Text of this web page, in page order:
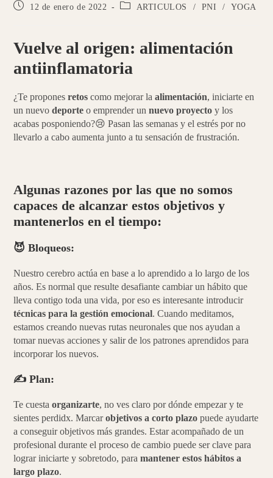
Publicación
entrada:
12 de enero de 2022
Categoría
entrada:
ARTICULOS / PNI / YOGA
Vuelve al origen: alimentación
antiinflamatoria
¿Te proponesretos como mejorar laalimentación, iniciarte en
un nuevodeporte o emprender unnuevo proyecto y los
acabas posponiendo?😢 Pasan las semanas y el estrés por no
llevarlo a cabo aumenta junto a tu sensación de frustración.
Algunas razones por las que no somos
capaces de alcanzar estos objetivos y
mantenerlos en el tiempo:
😈 Bloqueos:
Nuestro cerebro actúa en base a lo aprendido a lo largo de los
años. Es normal que resulte desafiante cambiar un hábito que
lleva contigo toda una vida, por eso es interesante introducir
técnicas para la gestión emocional. Cuando meditamos,
estamos creando nuevas rutas neuronales que nos ayudan a
tomar nuevas acciones y salir de los patrones aprendidos para
incorporar los nuevos.
✍️ Plan:
Te cuestaorganizarte, no ves claro por dónde empezar y te
sientes perdidx. Marcarobjetivos a corto plazo puede ayudarte
a conseguir objetivos más grandes. Estar acompañado de un
profesional durante el proceso de cambio puede ser clave para
lograr iniciarte y sobretodo, paramantener estos hábitos a
largo plazo.